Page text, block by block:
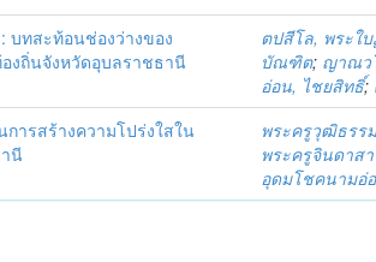
บทสะท้อนช่องว่างของ
งถิ่นจังหวัดอุบลราชธานี
ตปสีโล, พระใ
บัณฑิต; ญาณว
อ่อน, ไชยสิทธิ์;
ารสร้างความโปร่งใสใน
นี
พระครูวุฒิธร
พระครูจินดาส
อุดมโชคนามอ่